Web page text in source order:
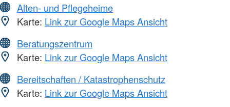
Alten- und Pflegeheime
Karte: Link zur Google Maps Ansicht
Beratungszentrum
Karte: Link zur Google Maps Ansicht
Bereitschaften / Katastrophenschutz
Karte: Link zur Google Maps Ansicht